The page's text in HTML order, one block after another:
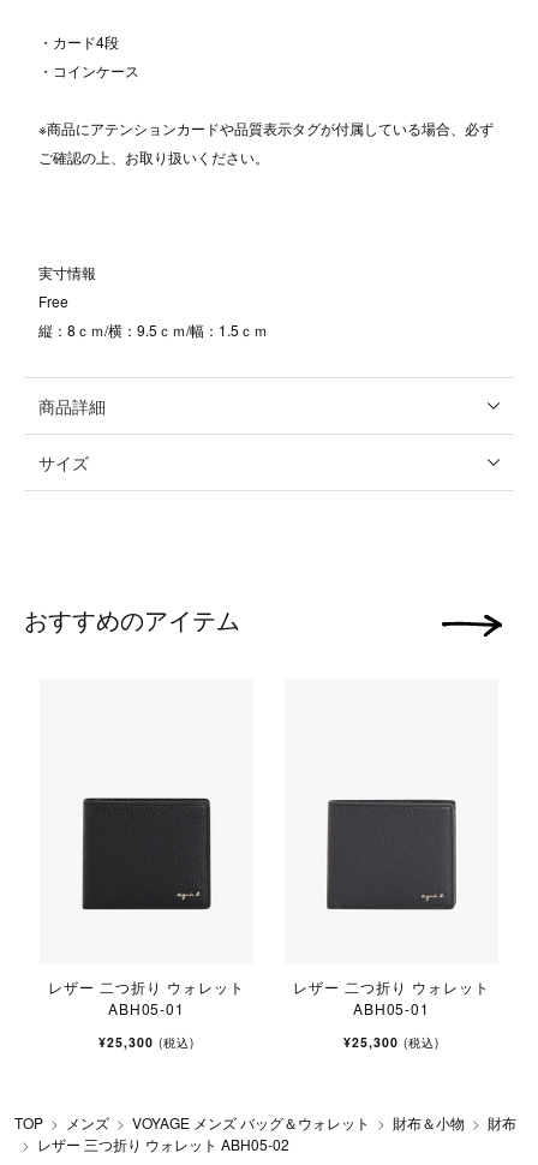
・カード4段
・コインケース
※商品にアテンションカードや品質表示タグが付属している場合、必ず
ご確認の上、お取り扱いください。
実寸情報
Free
縦：8ｃｍ/横：9.5ｃｍ/幅：1.5ｃｍ
商品詳細
サイズ
おすすめのアイテム
レザー 二つ折り ウォレット
ABH05-01
¥25,300 (税込)
レザー 二つ折り ウォレット
ABH05-01
¥25,300 (税込)
次の画像
TOP メンズ VOYAGE メンズ バッグ＆ウォレット 財布＆小物
財布
レザー 三つ折り ウォレット ABH05-02